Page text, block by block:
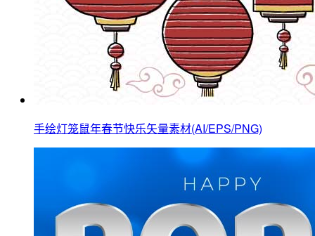
手绘灯笼鼠年春节快乐矢量素材(AI/EPS/PNG)